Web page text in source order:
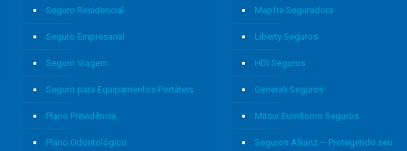
Seguro Residencial
Seguro Empresarial
Seguro Viagem
Seguro para Equipamentos Portáteis
Plano Previdência
Plano Odontológico
Mapfre Seguradora
Liberty Seguros
HDI Seguros
Generali Seguros
Mitsui Sumitomo Seguros
Seguros Allianz – Protegendo seu